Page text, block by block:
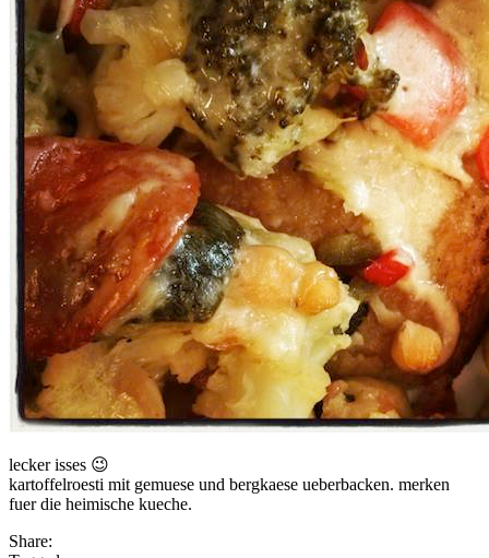
lecker isses 😉
kartoffelroesti mit gemuese und bergkaese ueberbacken. merken
fuer die heimische kueche.
Share: